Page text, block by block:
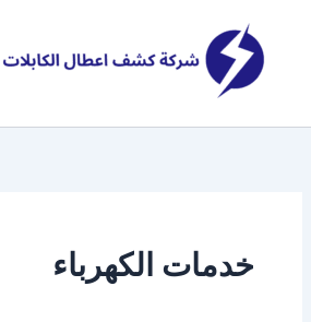
المحتوى
خدمات الكهرباء